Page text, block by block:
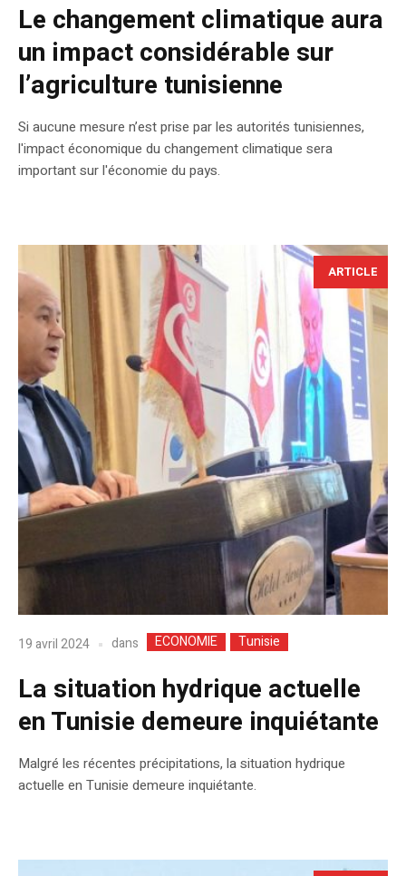
Le changement climatique aura
un impact considérable sur
l’agriculture tunisienne
Si aucune mesure n’est prise par les autorités tunisiennes,
l'impact économique du changement climatique sera
important sur l'économie du pays.
ARTICLE
19 avril 2024 dans ECONOMIE Tunisie
La situation hydrique actuelle
en Tunisie demeure inquiétante
Malgré les récentes précipitations, la situation hydrique
actuelle en Tunisie demeure inquiétante.